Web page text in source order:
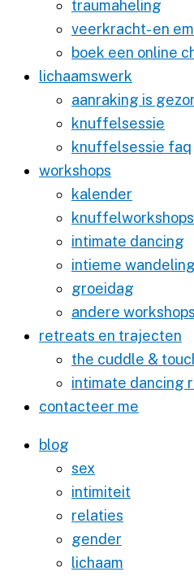
traumaheling
veerkracht- en
boek een online
lichaamswerk
aanraking is
knuffelsessie
knuffelsessie faq
workshops
kalender
knuffelworkshops
intimate dancing
intieme wandeling
groeidag
andere workshops
retreats en trajecten
the cuddle &
intimate dancing
contacteer me
blog
sex
intimiteit
relaties
gender
lichaam